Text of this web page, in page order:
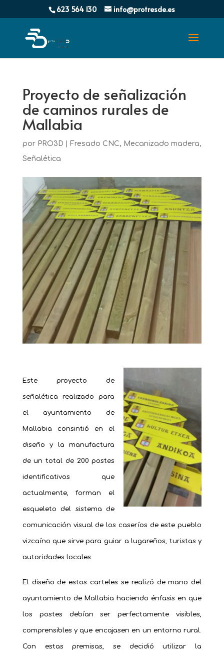
623 564 130 info@protresde.es
Proyecto de señalización
de caminos rurales de
Mallabia
por PRO3D Fresado CNC, Mecanizado madera,
Señalética
Este proyecto de
señalética realizado para
el ayuntamiento de
Mallabia consintió en el
diseño y la manufactura
de un total de 200 postes
identificativos que
actualmente, forman el
esqueleto del sistema de
comunicación visual de los caseríos de este pueblo
vizcaíno que sirve para guiar a lugareños, turistas y
autoridades locales.
El diseño de estos carteles se realizó de mano del
ayuntamiento de Mallabia haciendo énfasis en que
los postes debían ser perfectamente visibles,
comprensibles y que encajasen en un entorno rural.
Con estas premisas, se decidió utilizar la